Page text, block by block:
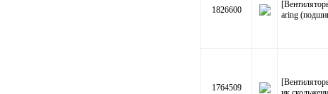
1826600
aring
1764509